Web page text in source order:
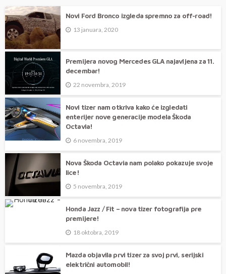
Novi Ford Bronco izgleda spremno za off-road!
13 januara, 2020
Premijera novog Mercedes GLA najavljena za 11.
decembar!
22 novembra, 2019
Novi tizer nam otkriva kako će izgledati
enterijer nove generacije modela Škoda
Octavia!
6 novembra, 2019
Nova Škoda Octavia nam polako pokazuje svoje
lice!
5 novembra, 2019
Honda Jazz / Fit – nova tizer fotografija pre
premijere!
18 oktobra, 2019
Mazda objavila prvi tizer za svoj prvi, serijski
električni automobil!